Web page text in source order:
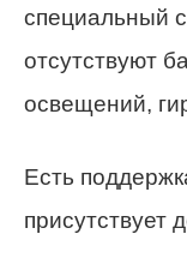
специальный
отсутствуют
освещений,
Есть
присутствует